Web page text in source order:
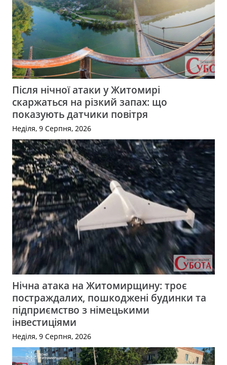
Після нічної атаки у Житомирі
скаржаться на різкий запах: що
показують датчики повітря
Неділя, 9 Серпня, 2026
Нічна атака на Житомирщину: троє
постраждалих, пошкоджені будинки та
підприємство з німецькими
інвестиціями
Неділя, 9 Серпня, 2026